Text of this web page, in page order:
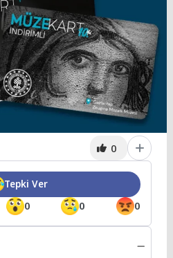
0
0 0 0
Tepki Ver